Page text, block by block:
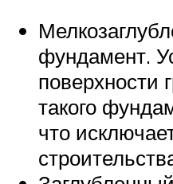
фундамент.
поверхности
такого
что